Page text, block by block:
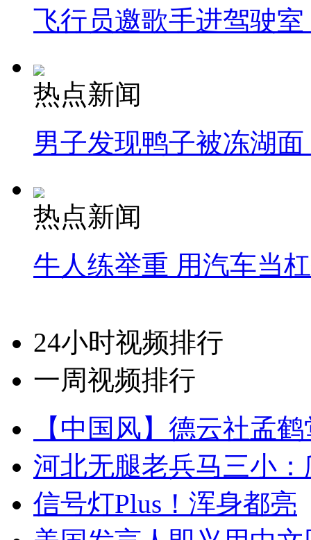
飞行员邀歌手进驾驶
热点新闻
男子发现鸭子被冻湖
热点新闻
牛人练举重 用汽车当
24小时视频排行
一周视频排行
【中国风】德云社孟
河北无腿老兵马三小
信号灯Plus！浑身都亮